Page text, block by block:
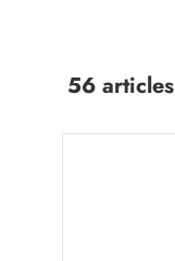
56 articles